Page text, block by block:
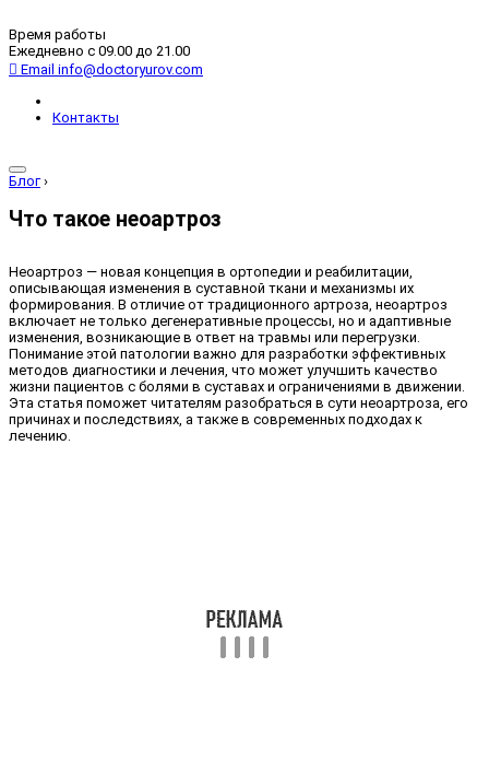
Время работы
Ежедневно с 09.00 до 21.00
Email info@doctoryurov.com
Контакты
Блог ›
Что такое неоартроз
Неоартроз — новая концепция в ортопедии и реабилитации,
описывающая изменения в суставной ткани и механизмы их
формирования. В отличие от традиционного артроза, неоартроз
включает не только дегенеративные процессы, но и адаптивные
изменения, возникающие в ответ на травмы или перегрузки.
Понимание этой патологии важно для разработки эффективных
методов диагностики и лечения, что может улучшить качество
жизни пациентов с болями в суставах и ограничениями в движении.
Эта статья поможет читателям разобраться в сути неоартроза, его
причинах и последствиях, а также в современных подходах к
лечению.